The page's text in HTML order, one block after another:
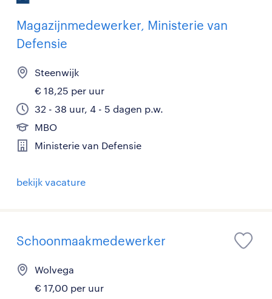
Magazijnmedewerker, Ministerie van
Defensie
Steenwijk
€ 18,25 per uur
32 - 38 uur, 4 - 5 dagen p.w.
MBO
Ministerie van Defensie
bekijk vacature
Schoonmaakmedewerker
Wolvega
€ 17,00 per uur